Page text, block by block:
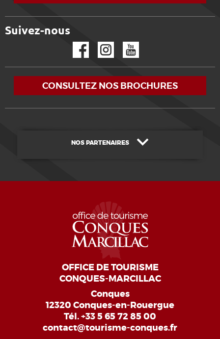
Suivez-nous
CONSULTEZ NOS BROCHURES
NOS PARTENAIRES
OFFICE DE TOURISME
CONQUES-MARCILLAC
Conques
12320 Conques-en-Rouergue
Tél.+33 5 65 72 85 00
contact@tourisme-conques.fr